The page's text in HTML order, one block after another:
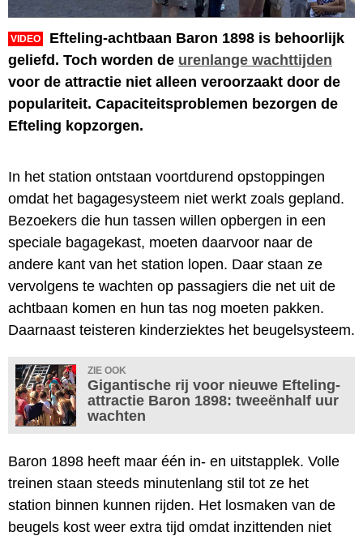
VIDEO
Efteling-achtbaan Baron 1898 is behoorlijk
geliefd. Toch worden de urenlange wachttijden
voor de attractie niet alleen veroorzaakt door de
populariteit. Capaciteitsproblemen bezorgen de
Efteling kopzorgen.
In het station ontstaan voortdurend opstoppingen
omdat het bagagesysteem niet werkt zoals gepland.
Bezoekers die hun tassen willen opbergen in een
speciale bagagekast, moeten daarvoor naar de
andere kant van het station lopen. Daar staan ze
vervolgens te wachten op passagiers die net uit de
achtbaan komen en hun tas nog moeten pakken.
Daarnaast teisteren kinderziektes het beugelsysteem.
ZIE OOK
Gigantische rij voor nieuwe Efteling-
attractie Baron 1898: tweeënhalf uur
wachten
Baron 1898 heeft maar één in- en uitstapplek. Volle
treinen staan steeds minutenlang stil tot ze het
station binnen kunnen rijden. Het losmaken van de
beugels kost weer extra tijd omdat inzittenden niet